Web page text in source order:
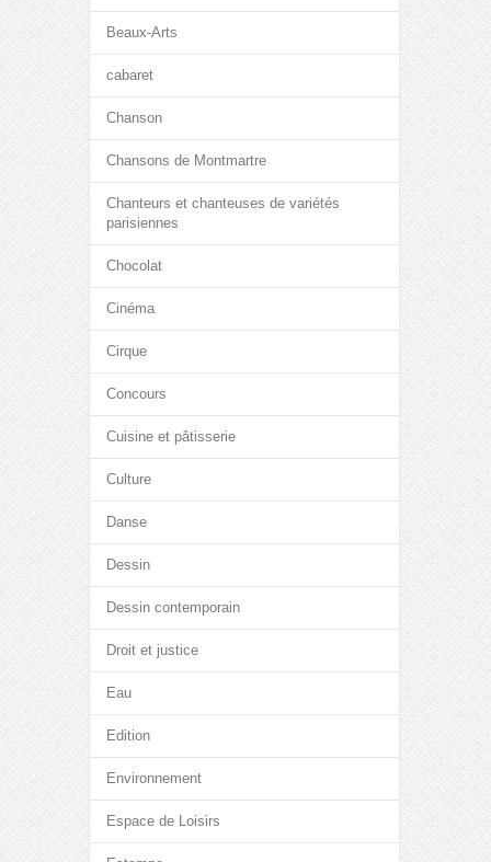
Beaux-Arts
cabaret
Chanson
Chansons de Montmartre
Chanteurs et chanteuses de variétés
parisiennes
Chocolat
Cinéma
Cirque
Concours
Cuisine et pâtisserie
Culture
Danse
Dessin
Dessin contemporain
Droit et justice
Eau
Edition
Environnement
Espace de Loisirs